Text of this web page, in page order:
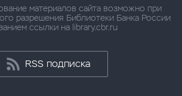
материалов сайта возможно при
разрешения Библиотеки Банка России
ссылки на library.cbr.ru
RSS подписка